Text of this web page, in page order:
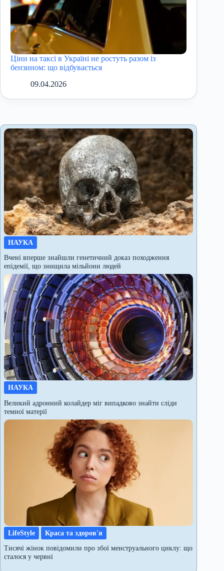
Ціни на таксі в Україні не ростуть разом із
бензином: що відбувається
09.04.2026
НАУКА
Вчені вперше знайшли генетичний доказ походження
епідемії, що знищила мільйони людей
НАУКА
Великий адронний колайдер міг випадково знайти сліди
темної матерії
LifeStyle
Краса та здоров'я
Тисячі жінок повідомили про збої менструального циклу: що
сталося у червні